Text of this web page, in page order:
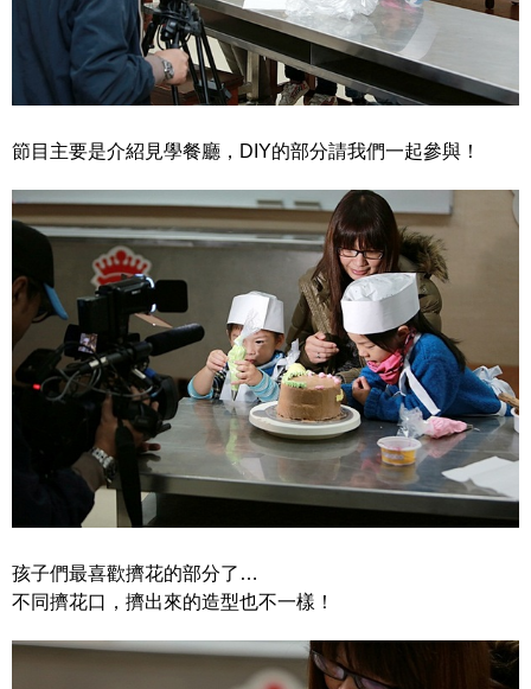
節目主要是介紹見學餐廳，DIY的部分請我們一起參與！
孩子們最喜歡擠花的部分了…
不同擠花口，擠出來的造型也不一樣！